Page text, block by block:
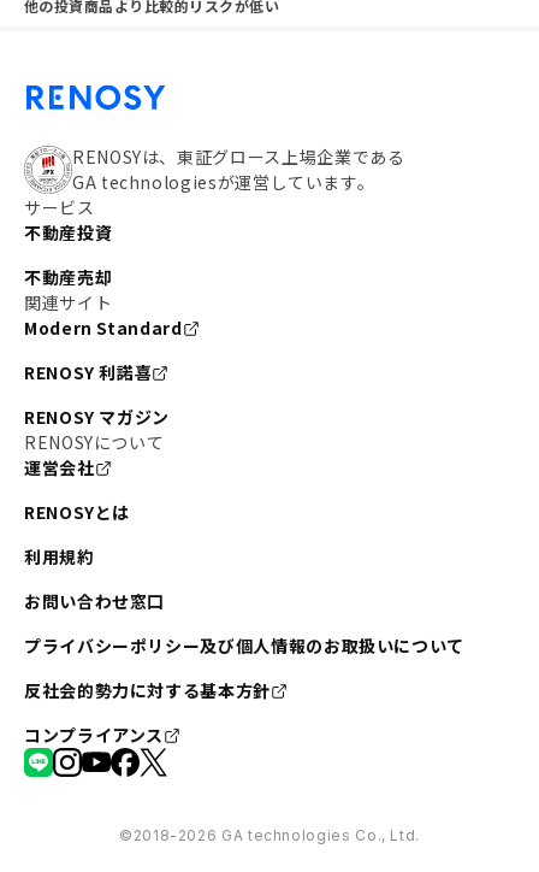
他の投資商品より比較的リスクが低い
RENOSYは、東証グロース上場企業である
GA technologiesが運営しています。
サービス
不動産投資
不動産売却
関連サイト
Modern Standard
RENOSY 利諾喜
RENOSY マガジン
RENOSYについて
運営会社
RENOSYとは
利用規約
お問い合わせ窓口
プライバシーポリシー及び個人情報のお取扱いについて
反社会的勢力に対する基本方針
コンプライアンス
©︎2018-2026 GA technologies Co., Ltd.